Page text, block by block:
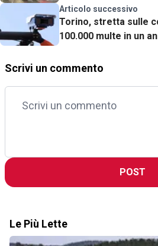
è finita malissimo
Articolo successivo
Torino, stretta sulle
100.000 multe in un
Scrivi un commento
POST
Le Più Lette